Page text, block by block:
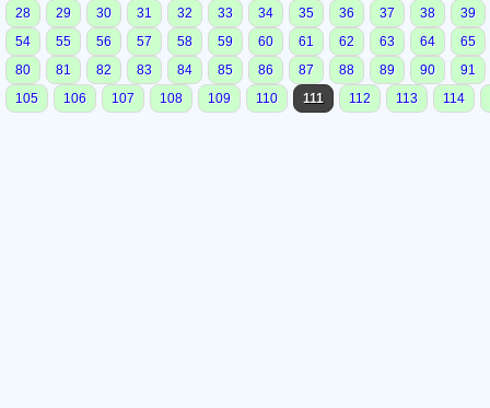
28
29 30 31 32 33 34 35 36 37 38
39
54
55 56 57 58 59 60 61 62 63 64
65
80
81 82 83 84 85 86 87 88 89 90
91
105
106 107 108 109 110 111 112 113 114